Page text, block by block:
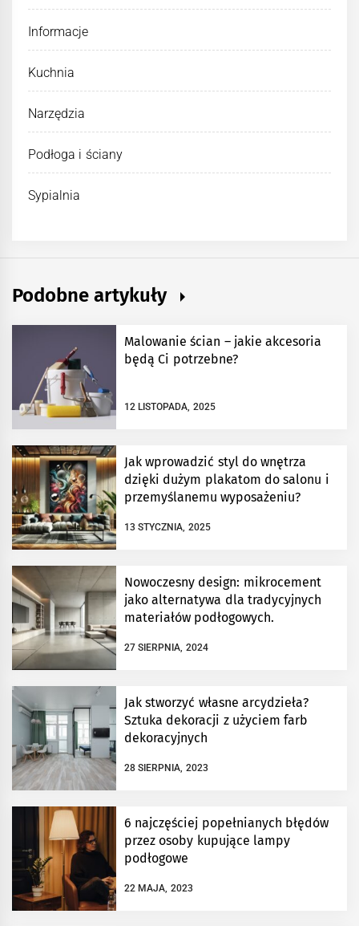
Informacje
Kuchnia
Narzędzia
Podłoga i ściany
Sypialnia
Podobne artykuły
Malowanie ścian – jakie akcesoria
będą Ci potrzebne?
12 LISTOPADA, 2025
Jak wprowadzić styl do wnętrza
dzięki dużym plakatom do salonu i
przemyślanemu wyposażeniu?
13 STYCZNIA, 2025
Nowoczesny design: mikrocement
jako alternatywa dla tradycyjnych
materiałów podłogowych.
27 SIERPNIA, 2024
Jak stworzyć własne arcydzieła?
Sztuka dekoracji z użyciem farb
dekoracyjnych
28 SIERPNIA, 2023
6 najczęściej popełnianych błędów
przez osoby kupujące lampy
podłogowe
22 MAJA, 2023